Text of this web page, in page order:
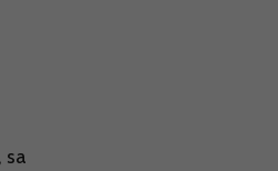
sa